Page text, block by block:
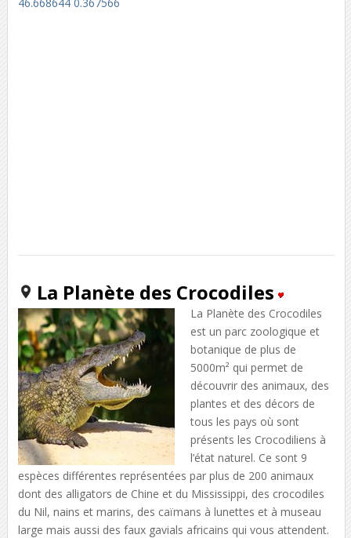
La Planète des Crocodiles
La Planète des Crocodiles
est un parc zoologique et
botanique de plus de
5000m² qui permet de
découvrir des animaux, des
plantes et des décors de
tous les pays où sont
présents les Crocodiliens à
l’état naturel. Ce sont 9
espèces différentes représentées par plus de 200 animaux
dont des alligators de Chine et du Mississippi, des crocodiles
du Nil, nains et marins, des caïmans à lunettes et à museau
large mais aussi des faux gavials africains qui vous attendent.